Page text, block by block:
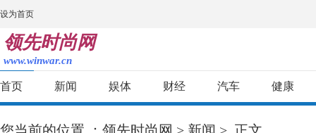
设为首页
领先时尚网
www.winwar.cn
首页 新闻 娱体 财经 汽车 健康